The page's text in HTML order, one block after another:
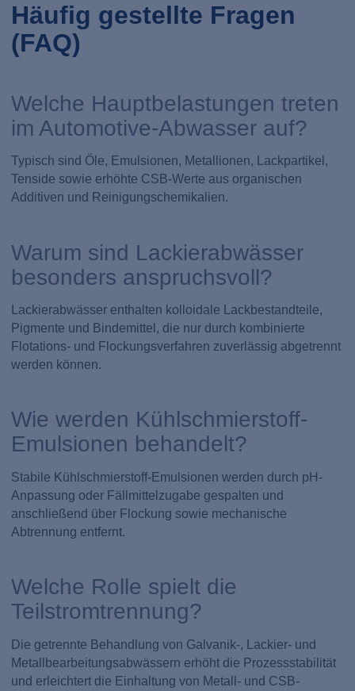
Häufig gestellte Fragen
(FAQ)
Welche Hauptbelastungen treten
im Automotive-Abwasser auf?
Typisch sind Öle, Emulsionen, Metallionen, Lackpartikel,
Tenside sowie erhöhte CSB-Werte aus organischen
Additiven und Reinigungschemikalien.
Warum sind Lackierabwässer
besonders anspruchsvoll?
Lackierabwässer enthalten kolloidale Lackbestandteile,
Pigmente und Bindemittel, die nur durch kombinierte
Flotations- und Flockungsverfahren zuverlässig abgetrennt
werden können.
Wie werden Kühlschmierstoff-
Emulsionen behandelt?
Stabile Kühlschmierstoff-Emulsionen werden durch pH-
Anpassung oder Fällmittelzugabe gespalten und
anschließend über Flockung sowie mechanische
Abtrennung entfernt.
Welche Rolle spielt die
Teilstromtrennung?
Die getrennte Behandlung von Galvanik-, Lackier- und
Metallbearbeitungsabwässern erhöht die Prozessstabilität
und erleichtert die Einhaltung von Metall- und CSB-